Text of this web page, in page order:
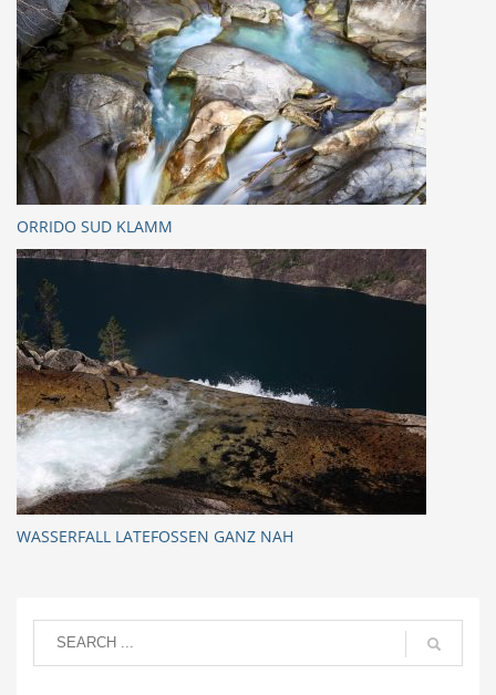
ORRIDO SUD KLAMM
WASSERFALL LATEFOSSEN GANZ NAH